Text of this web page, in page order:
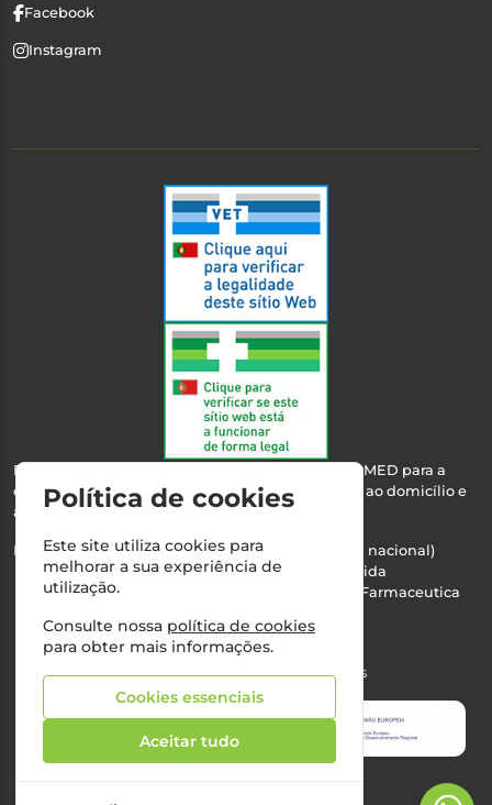
Facebook
Instagram
Esta farmácia encontra-se autorizada pelo INFARMED para a
dispensa de medicamentos e produtos de saúde ao domicílio e
através da internet.
Nº Infarmed: 21 798 7100 (chamada para rede fixa nacional)
Direção Técnica:Maria Teresa Almeida
NIPC:510103669 | Teresa Almeida - Sociedade Farmaceutica
Alvará nº:2994
©2026 Todos os direitos reservados
Política de cookies
Este site utiliza cookies para
melhorar a sua experiência de
utilização.
Consulte nossa política de cookies
para obter mais informações.
Cookies essenciais
Aceitar tudo